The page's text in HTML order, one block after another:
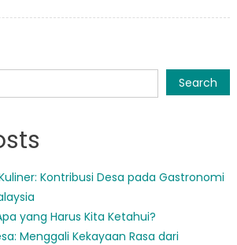
is
Keeping
Search
Kontribusi Desa pada Gastronomi
yang Harus Kita Ketahui?
Menggali Kekayaan Rasa dari